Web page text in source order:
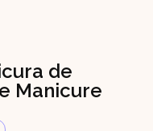
de
Manicure